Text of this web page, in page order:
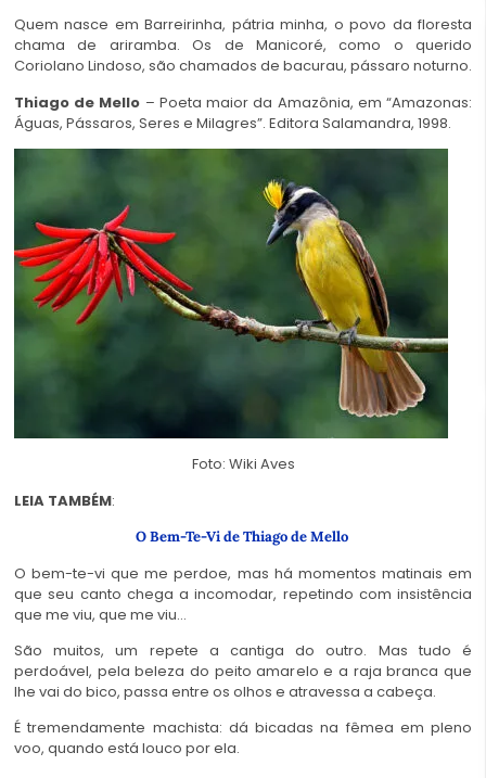
Quem nasce em Barreirinha, pátria minha, o povo da floresta
chama de ariramba. Os de Manicoré, como o querido
Coriolano Lindoso, são chamados de bacurau, pássaro noturno.
Thiago de Mello – Poeta maior da Amazônia, em “Amazonas:
Águas, Pássaros, Seres e Milagres”. Editora Salamandra, 1998.
Foto: Wiki Aves
LEIA TAMBÉM:
O Bem-Te-Vi de Thiago de Mello
O bem-te-vi que me perdoe, mas há momentos matinais em
que seu canto chega a incomodar, repetindo com insistência
que me viu, que me viu…
São muitos, um repete a cantiga do outro. Mas tudo é
perdoável, pela beleza do peito amarelo e a raja branca que
lhe vai do bico, passa entre os olhos e atravessa a cabeça.
É tremendamente machista: dá bicadas na fêmea em pleno
voo, quando está louco por ela.